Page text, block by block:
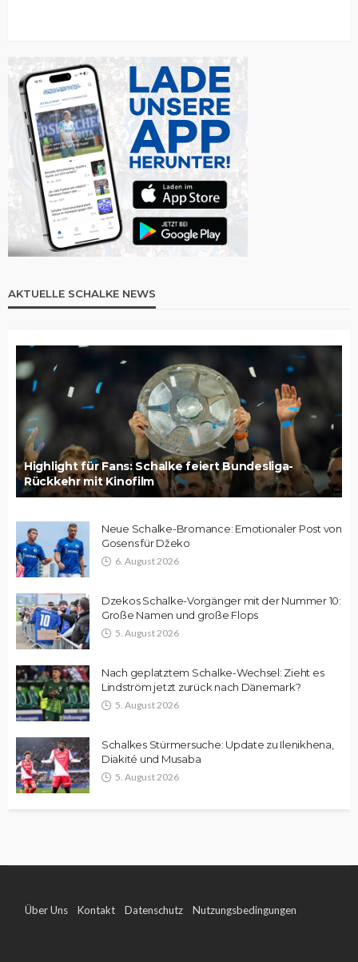
AKTUELLE SCHALKE NEWS
Highlight für Fans: Schalke feiert Bundesliga-
Rückkehr mit Kinofilm
Neue Schalke-Bromance: Emotionaler Post von
Gosens für Džeko
6. August 2026
Dzekos Schalke-Vorgänger mit der Nummer 10:
Große Namen und große Flops
5. August 2026
Nach geplatztem Schalke-Wechsel: Zieht es
Lindström jetzt zurück nach Dänemark?
5. August 2026
Schalkes Stürmersuche: Update zu Ilenikhena,
Diakité und Musaba
5. August 2026
Über Uns Kontakt Datenschutz Nutzungsbedingungen